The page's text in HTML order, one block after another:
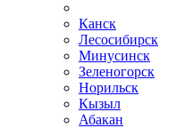
Канск
Лесосибирск
Минусинск
Зеленогорск
Норильск
Кызыл
Абакан